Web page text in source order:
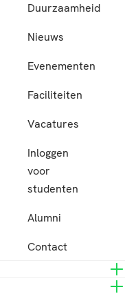
Duurzaamheid
Nieuws
Evenementen
Faciliteiten
Vacatures
Inloggen
voor
studenten
Alumni
Contact